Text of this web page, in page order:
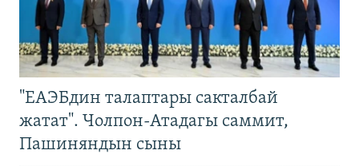
"ЕАЭБдин талаптары сакталбай
жатат". Чолпон-Атадагы саммит,
Пашиняндын сыны